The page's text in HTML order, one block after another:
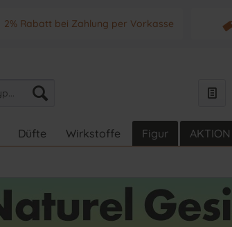
2% Rabatt bei Zahlung per Vorkasse
Düfte Wirkstoffe Figur AKTION